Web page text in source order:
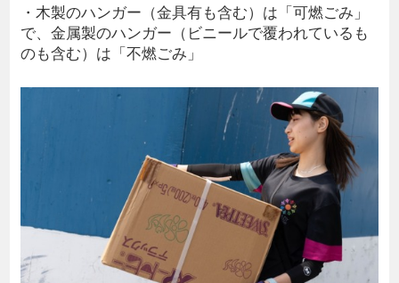
・木製のハンガー（金具有も含む）は「可燃ごみ」
で、金属製のハンガー（ビニールで覆われているも
のも含む）は「不燃ごみ」